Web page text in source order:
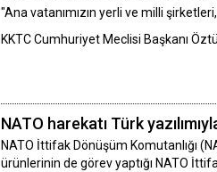
"Ana vatanımızın yerli ve milli
KKTC Cumhuriyet Meclisi Başkanı
NATO harekatı Türk
NATO İttifak Dönüşüm Komutanlığı
ürünlerinin de görev yaptığı NATO